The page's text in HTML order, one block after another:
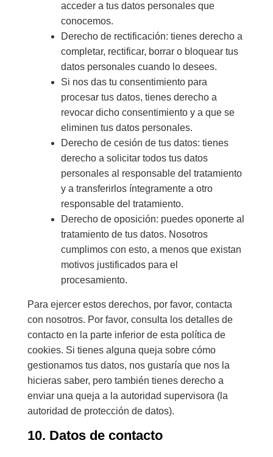
acceder a tus datos personales que
conocemos.
Derecho de rectificación: tienes derecho a
completar, rectificar, borrar o bloquear tus
datos personales cuando lo desees.
Si nos das tu consentimiento para
procesar tus datos, tienes derecho a
revocar dicho consentimiento y a que se
eliminen tus datos personales.
Derecho de cesión de tus datos: tienes
derecho a solicitar todos tus datos
personales al responsable del tratamiento
y a transferirlos íntegramente a otro
responsable del tratamiento.
Derecho de oposición: puedes oponerte al
tratamiento de tus datos. Nosotros
cumplimos con esto, a menos que existan
motivos justificados para el
procesamiento.
Para ejercer estos derechos, por favor, contacta
con nosotros. Por favor, consulta los detalles de
contacto en la parte inferior de esta política de
cookies. Si tienes alguna queja sobre cómo
gestionamos tus datos, nos gustaría que nos la
hicieras saber, pero también tienes derecho a
enviar una queja a la autoridad supervisora (la
autoridad de protección de datos).
10. Datos de contacto